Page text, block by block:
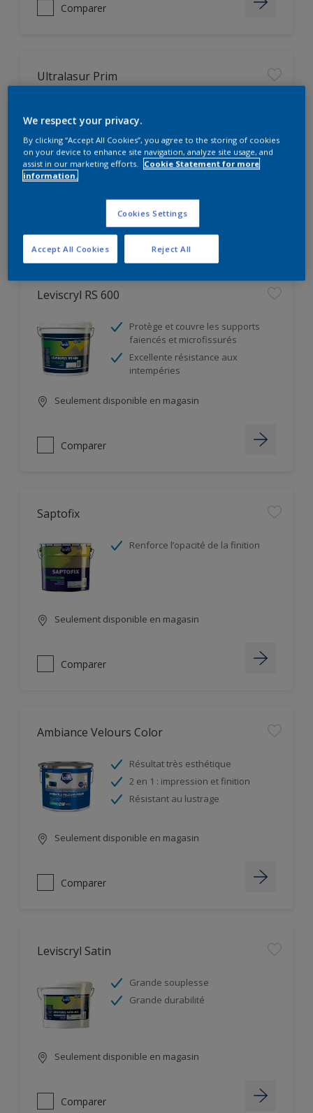
Comparer
Ultralasur Prim
Ne coule pas
Seulement disponible en magasin
Comparer
Leviscryl RS 600
Protège et couvre les supports
faïencés et microfissurés
Excellente résistance aux
intempéries
Seulement disponible en magasin
Comparer
Saptofix
Renforce l’opacité de la finition
Seulement disponible en magasin
Comparer
Ambiance Velours Color
Résultat très esthétique
2 en 1 : impression et finition
Résistant au lustrage
Seulement disponible en magasin
Comparer
Leviscryl Satin
Grande souplesse
Grande durabilité
Seulement disponible en magasin
Comparer
We respect your privacy.
By clicking “Accept All Cookies”, you agree to the storing of cookies
on your device to enhance site navigation, analyze site usage, and
assist in our marketing efforts.
Cookie Statement for more
information.
Cookies Settings
Reject All
Accept All Cookies